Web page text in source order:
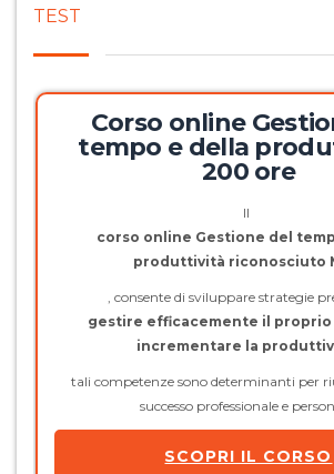
TEST
Corso online
tempo e della
200 ore
Il
corso online Gestione del
produttività riconosciuto
, consente di sviluppare strategie
gestire efficacemente il proprio
incrementare la
tali competenze sono determinanti per
successo professionale e
SCOPRI IL CORSO